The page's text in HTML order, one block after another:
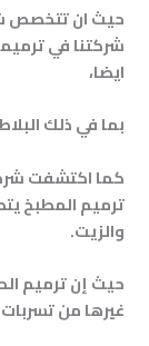
حيث ان تتخصص
شركتنا في
ايضا،
بما في ذلك
كما اكتشفت
ترميم المطبخ
والزيت.
حيث إن ترميم
غيرها من